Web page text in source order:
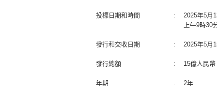
投標日期和時間 :
2025年5月
上午9時30
發行和交收日期 : 2025年5月
發行總額 : 15億人民幣
年期 : 2年